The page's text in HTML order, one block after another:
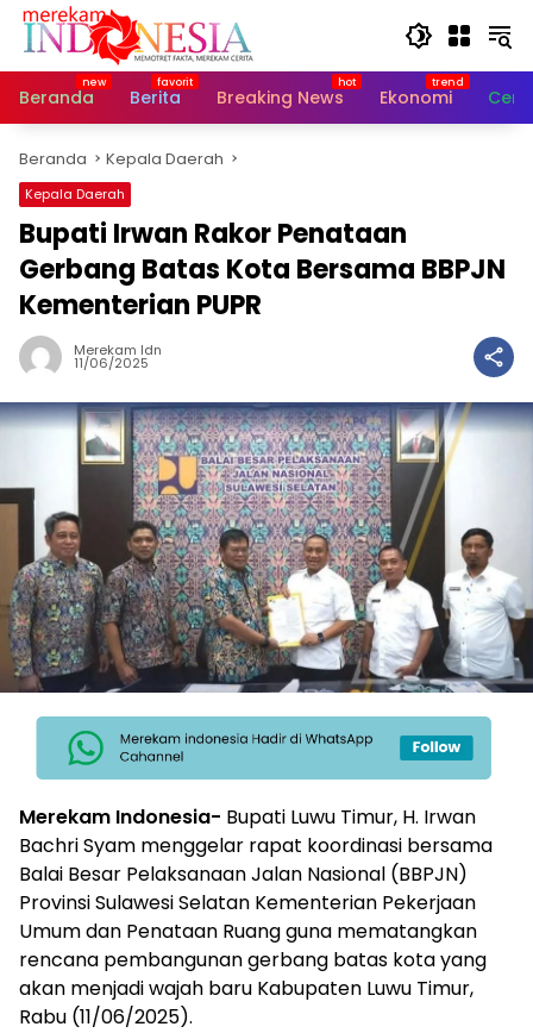
Langsung
Beranda
Berita Breaking News Ekonomi
Beranda Kepala Daerah
Kepala Daerah
Bupati Irwan Rakor Penataan
Gerbang Batas Kota Bersama BBPJN
Kementerian PUPR
Merekam Idn
11/06/2025
Merekam Indonesia- Bupati Luwu Timur, H. Irwan
Bachri Syam menggelar rapat koordinasi bersama
Balai Besar Pelaksanaan Jalan Nasional (BBPJN)
Provinsi Sulawesi Selatan Kementerian Pekerjaan
Umum dan Penataan Ruang guna mematangkan
rencana pembangunan gerbang batas kota yang
akan menjadi wajah baru Kabupaten Luwu Timur,
Rabu (11/06/2025).